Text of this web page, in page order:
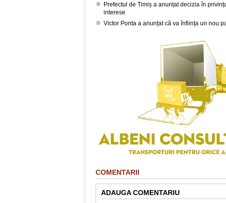
Prefectul de Timiș a anunțat decizia în
interese
Victor Ponta a anunțat că va înființa un nou
COMENTARII
ADAUGA COMENTARIU